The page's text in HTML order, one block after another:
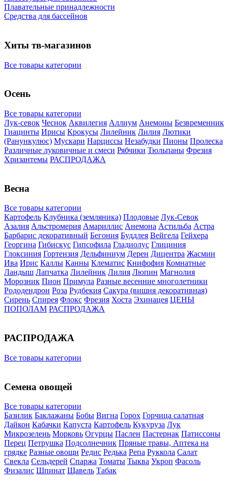
Плавательные принадлежности
Средства для бассейнов
Хиты тв-магазинов
Все товары категории
Осень
Все товары категории
Лук-севок Чеснок Аквилегия Аллиум Анемоны Безвременник
Гиацинты Ирисы Крокусы Лилейник Лилия Лютики
(Ранункулюс) Мускари Нарцисcы Незабудки Пионы Пролеска
Различные луковичные и смеси Рябчики Тюльпаны Фрезия
Хризантемы РАСПРОДАЖА
Весна
Все товары категории
Картофель Клубника (земляника) Плодовые Лук-Севок
Азалия Альстромерия Амариллис Анемона Астильба Астра
Барбарис декоративный Бегония Буддлея Вейгела Гейхера
Георгина Гибискус Гипсофила Гладиолус Глициния
Глоксиния Гортензия Дельфиниум Дерен Дицентра Жасмин
Ива Ирис Каллы Канны Клематис Книфофия Комнатные
Ландыш Лапчатка Лилейник Лилия Люпин Магнолия
Морозник Пион Примула Разные весенние многолетники
Рододендрон Роза Рудбекия Сакура (вишня декоративная)
Сирень Спирея Флокс Фрезия Хоста Эхинацея ЦЕНЫ
ПОПОЛАМ РАСПРОДАЖА
РАСПРОДАЖА
Все товары категории
Семена овощей
Все товары категории
Базилик Баклажаны Бобы Вигна Горох Горчица салатная
Дайкон Кабачки Капуста Картофель Кукуруза Лук
Микрозелень Морковь Огурцы Паслен Пастернак Патиссоны
Перец Петрушка Подсолнечник Пряные травы, Аптека на
грядке Разные овощи Редис Редька Репа Руккола Салат
Свекла Сельдерей Спаржа Томаты Тыква Укроп Фасоль
Физалис Шпинат Щавель Табак